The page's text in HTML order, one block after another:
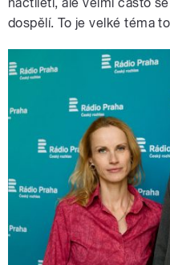
dospělí. To je velké téma